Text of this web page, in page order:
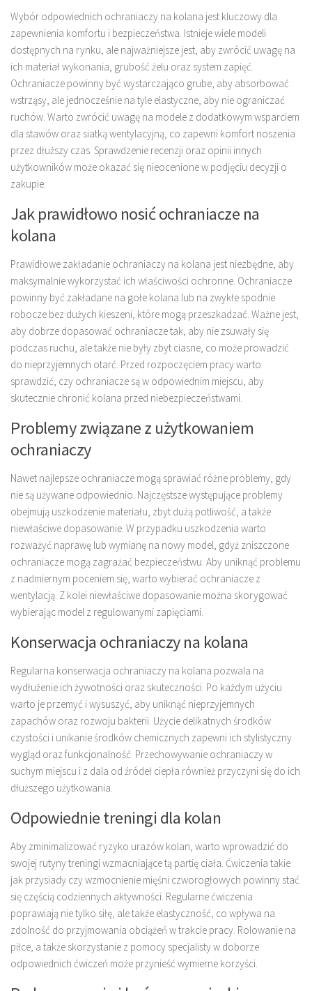
Wybór odpowiednich ochraniaczy na kolana jest kluczowy dla
zapewnienia komfortu i bezpieczeństwa. Istnieje wiele modeli
dostępnych na rynku, ale najważniejsze jest, aby zwrócić uwagę na
ich materiał wykonania, grubość żelu oraz system zapięć.
Ochraniacze powinny być wystarczająco grube, aby absorbować
wstrząsy, ale jednocześnie na tyle elastyczne, aby nie ograniczać
ruchów. Warto zwrócić uwagę na modele z dodatkowym wsparciem
dla stawów oraz siatką wentylacyjną, co zapewni komfort noszenia
przez dłuższy czas. Sprawdzenie recenzji oraz opinii innych
użytkowników może okazać się nieocenione w podjęciu decyzji o
zakupie.
Jak prawidłowo nosić ochraniacze na
kolana
Prawidłowe zakładanie ochraniaczy na kolana jest niezbędne, aby
maksymalnie wykorzystać ich właściwości ochronne. Ochraniacze
powinny być zakładane na gołe kolana lub na zwykłe spodnie
robocze bez dużych kieszeni, które mogą przeszkadzać. Ważne jest,
aby dobrze dopasować ochraniacze tak, aby nie zsuwały się
podczas ruchu, ale także nie były zbyt ciasne, co może prowadzić
do nieprzyjemnych otarć. Przed rozpoczęciem pracy warto
sprawdzić, czy ochraniacze są w odpowiednim miejscu, aby
skutecznie chronić kolana przed niebezpieczeństwami.
Problemy związane z użytkowaniem
ochraniaczy
Nawet najlepsze ochraniacze mogą sprawiać różne problemy, gdy
nie są używane odpowiednio. Najczęstsze występujące problemy
obejmują uszkodzenie materiału, zbyt dużą potliwość, a także
niewłaściwe dopasowanie. W przypadku uszkodzenia warto
rozważyć naprawę lub wymianę na nowy model, gdyż zniszczone
ochraniacze mogą zagrażać bezpieczeństwu. Aby uniknąć problemu
z nadmiernym poceniem się, warto wybierać ochraniacze z
wentylacją. Z kolei niewłaściwe dopasowanie można skorygować
wybierając model z regulowanymi zapięciami.
Konserwacja ochraniaczy na kolana
Regularna konserwacja ochraniaczy na kolana pozwala na
wydłużenie ich żywotności oraz skuteczności. Po każdym użyciu
warto je przemyć i wysuszyć, aby uniknąć nieprzyjemnych
zapachów oraz rozwoju bakterii. Użycie delikatnych środków
czystości i unikanie środków chemicznych zapewni ich stylistyczny
wygląd oraz funkcjonalność. Przechowywanie ochraniaczy w
suchym miejscu i z dala od źródeł ciepła również przyczyni się do ich
dłuższego użytkowania.
Odpowiednie treningi dla kolan
Aby zminimalizować ryzyko urazów kolan, warto wprowadzić do
swojej rutyny treningi wzmacniające tą partię ciała. Ćwiczenia takie
jak przysiady czy wzmocnienie mięśni czworogłowych powinny stać
się częścią codziennych aktywności. Regularne ćwiczenia
poprawiają nie tylko siłę, ale także elastyczność, co wpływa na
zdolność do przyjmowania obciążeń w trakcie pracy. Rolowanie na
piłce, a także skorzystanie z pomocy specjalisty w doborze
odpowiednich ćwiczeń może przynieść wymierne korzyści.